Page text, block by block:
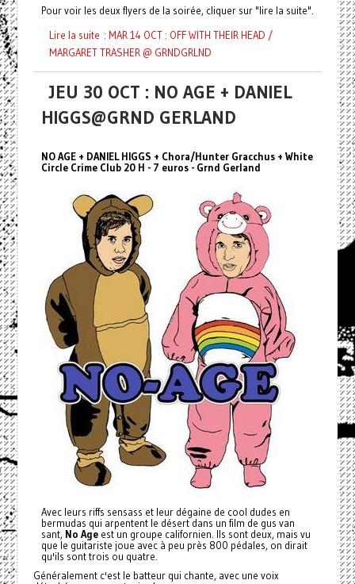
Pour voir les deux flyers de la soirée, cliquer sur "lire la suite".
Lire la suite : MAR 14 OCT : OFF WITH THEIR HEAD /
MARGARET TRASHER @ GRNDGRLND
JEU 30 OCT : NO AGE + DANIEL
HIGGS@GRND GERLAND
NO AGE + DANIEL HIGGS + Chora/Hunter Gracchus + White
Circle Crime Club 20 H - 7 euros - Grnd Gerland
Avec leurs riffs sensass et leur dégaine de cool dudes en
bermudas qui arpentent le désert dans un film de gus van
sant, No Ageest un groupe californien. Ils sont deux, mais vu
que le guitariste joue avec à peu près 800 pédales, on dirait
qu'ils sont trois ou quatre.
Généralement c'est le batteur qui chante, avec une voix